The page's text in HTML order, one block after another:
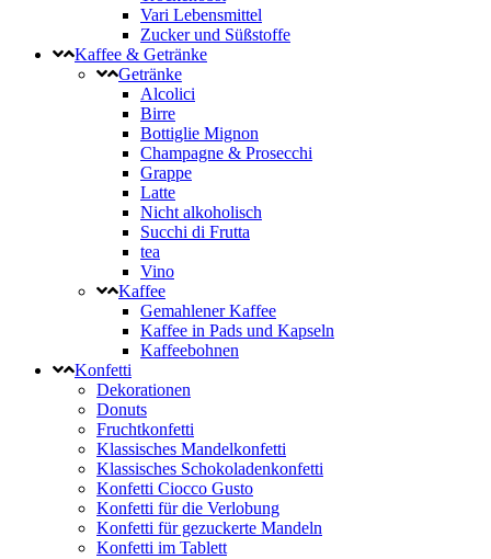
Vari Lebensmittel
Zucker und Süßstoffe
Kaffee & Getränke
Getränke
Alcolici
Birre
Bottiglie Mignon
Champagne & Prosecchi
Grappe
Latte
Nicht alkoholisch
Succhi di Frutta
tea
Vino
Kaffee
Gemahlener Kaffee
Kaffee in Pads und Kapseln
Kaffeebohnen
Konfetti
Dekorationen
Donuts
Fruchtkonfetti
Klassisches Mandelkonfetti
Klassisches Schokoladenkonfetti
Konfetti Ciocco Gusto
Konfetti für die Verlobung
Konfetti für gezuckerte Mandeln
Konfetti im Tablett